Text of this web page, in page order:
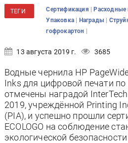
ТЕГИ Сертификация |Расходные
Упаковка | Награды |
гофрокартон |
13 августа 2019 г. 3685
Водные чернила HP
Inks для цифровой печати
отмечены наградой
2019, учреждённой Printing
(PIA), и успешно прошли
ECOLOGO на соблюдение
экологической